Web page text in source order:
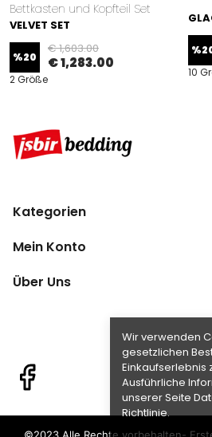
Wir verwenden
gesetzlichen
Einkaufserlebnis
Ausführliche
unserer Seite
Richtlinie.
Bettkasten und Kopfteil Set
VELVET SET
%20
€ 1,603.00
€ 1,283.00
2 Größe
%
10
Kategorien
Mein Konto
Über Uns